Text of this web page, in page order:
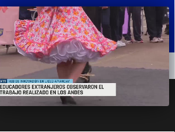
NOTICIERO POLÍTICA